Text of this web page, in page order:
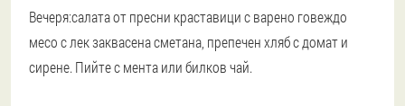
Вечеря:салата от пресни краставици с варено говеждо
месо с лек заквасена сметана, препечен хляб с домат и
сирене. Пийте с мента или билков чай.